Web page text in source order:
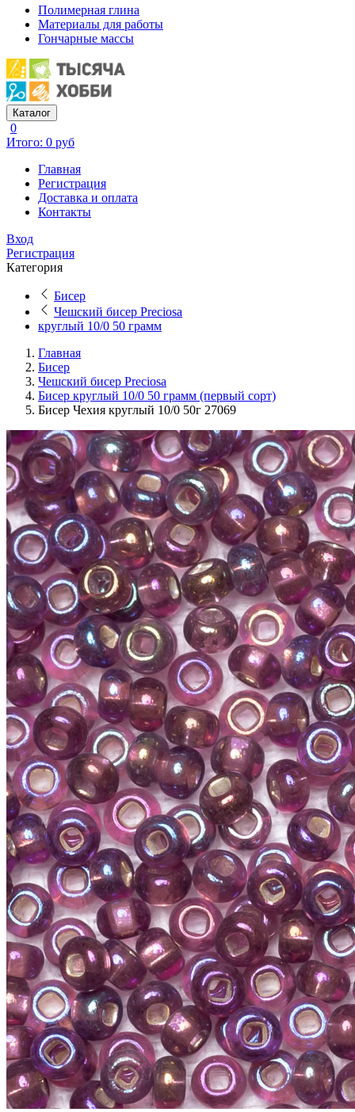
Полимерная глина
Материалы для работы
Гончарные массы
Каталог
0
Итого: 0 руб
Главная
Регистрация
Доставка и оплата
Контакты
Вход
Регистрация
Категория
Бисер
Чешский бисер Preciosa
круглый 10/0 50 грамм
Главная
Бисер
Чешский бисер Preciosa
Бисер круглый 10/0 50 грамм (первый сорт)
Бисер Чехия круглый 10/0 50г 27069